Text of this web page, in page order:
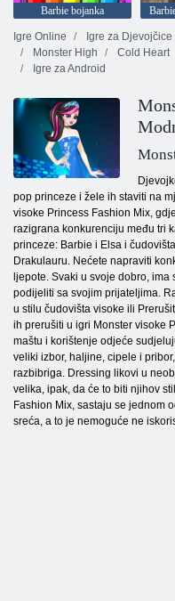
Barbie bojanka
Igre Online
Igre za Djevojčice
Monster High
Cold Heart
Igre za Android
pop princeze i žele ih staviti na
visoke Princess Fashion Mix,
razigrana konkurenciju među tri
princeze: Barbie i Elsa i
Drakulauru. Nećete napraviti
ljepote. Svaki u svoje dobro,
podijeliti sa svojim prijateljima.
u stilu čudovišta visoke ili
ih prerušiti u igri Monster visoke
maštu i korištenje odjeće
veliki izbor, haljine, cipele i
razbibriga. Dressing likovi u
velika, ipak, da će to biti njihov
Fashion Mix, sastaju se jednom
sreća, a to je nemoguće ne